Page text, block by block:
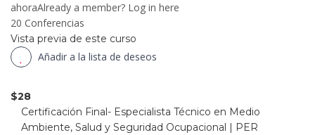
ahoraAlready a member? Log in here
20 Conferencias
Vista previa de este curso
Añadir a la lista de deseos
$28
Certificación Final- Especialista Técnico en Medio
Ambiente, Salud y Seguridad Ocupacional | PER